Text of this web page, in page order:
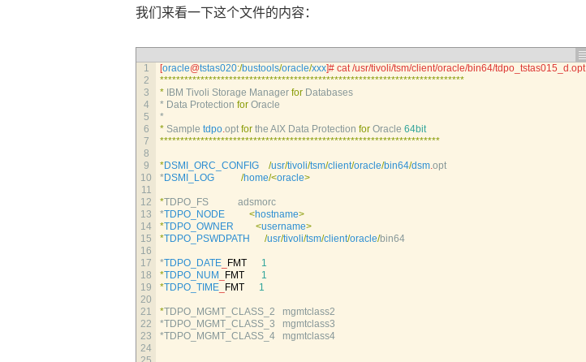
我们来看一下这个文件的内容：
1
2
3
4
5
6
7
8
9
10
11
12
13
14
15
16
17
18
19
20
21
22
23
24
[oracle@tstas020:/bustools/oracle/xxx]# cat /usr/tivoli/tsm/client/oracle/bin64/tdpo_tstas015_d.opt
***************************************************************************
* IBM Tivoli Storage Manager for Databases
* Data Protection for Oracle
*
* Sample tdpo.opt for the AIX Data Protection for Oracle 64bit
*********************************************************************
*DSMI_ORC_CONFIG /usr/tivoli/tsm/client/oracle/bin64/dsm.opt
*DSMI_LOG /home/<oracle>
*TDPO_FS adsmorc
*TDPO_NODE <hostname>
*TDPO_OWNER <username>
*TDPO_PSWDPATH /usr/tivoli/tsm/client/oracle/bin64
*TDPO_DATE FMT
1
*TDPO_NUM FMT
1
*TDPO_TIME FMT 1
*TDPO_MGMT_CLASS_2 mgmtclass2
*TDPO_MGMT_CLASS_3 mgmtclass3
*TDPO_MGMT_CLASS_4 mgmtclass4